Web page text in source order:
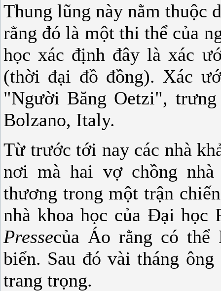
Thung lũng này nằm thuộc
rằng đó là một thi thể của
học xác định đây là xác
(thời đại đồ đồng). Xác
"Người Băng Oetzi",
Bolzano, Italy.
Từ trước tới nay các nhà
nơi mà hai vợ chồng
thương trong một trận
nhà khoa học của Đại
Pressecủa Áo rằng có
biển. Sau đó vài tháng
trang trọng.